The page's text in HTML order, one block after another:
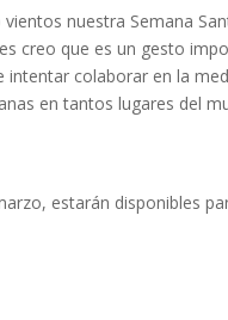
nuestra Semana
creo que es un gesto
colaborar en la
en tantos lugares del
estarán disponibles